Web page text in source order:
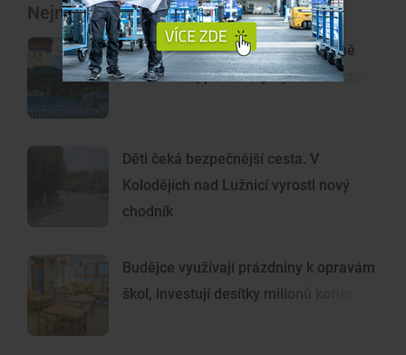
Nejnovější články
Další rána pro Dynamo. Klub zřejmě
zruší béčko, pro dva týmy nemá hráče
Děti čeká bezpečnější cesta. V
Kolodějích nad Lužnicí vyrostl nový
chodník
Budějce využívají prázdniny k opravám
škol, investují desítky milionů korun